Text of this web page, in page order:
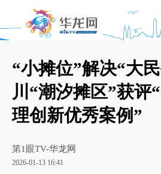
“小摊位”解决“大
川“潮汐摊区”获评
理创新优秀案例”
第1眼TV-华龙网
2026-01-13 16:41